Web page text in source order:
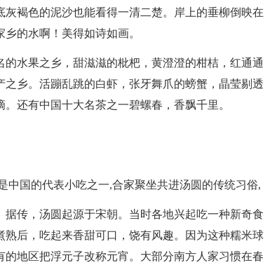
褐色的泥沙也能看得一清二楚。岸上的垂柳倒映在
的水啊！美得如诗如画。
水果之乡，甜滋滋的枇杷，黄澄澄的柑桔，红通通
乡。活蹦乱跳的白虾，张牙舞爪的螃蟹，晶莹剔透
还有中国十大名茶之一碧螺春，香飘千里。
中国的代表小吃之一,合家聚坐共进汤圆的传统习俗,
传，汤圆起源于宋朝。当时各地兴起吃一种新奇食
后，吃起来香甜可口，饶有风趣。因为这种糯米球
地区把浮元子改称元宵。大部分南方人家习惯在春